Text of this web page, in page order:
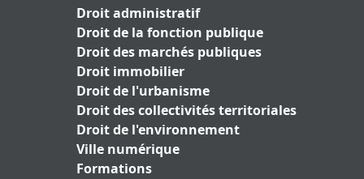
Droit administratif
Droit de la fonction publique
Droit des marchés publiques
Droit immobilier
Droit de l'urbanisme
Droit des collectivités territoriales
Droit de l'environnement
Ville numérique
Formations